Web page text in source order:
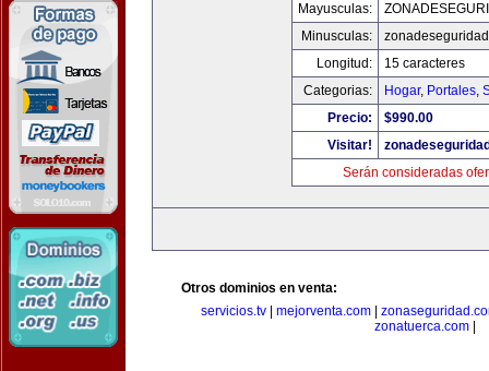
Mayusculas:
Minusculas:
Longitud:
15 caracteres
Categorias:
Hogar, Portales,
Precio:
$990.00
Visitar!
Serán consideradas
Otros dominios en venta:
servicios.tv| mejorventa.com|
zonatuerca.com|